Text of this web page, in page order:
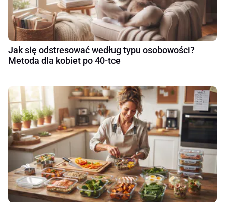
Jak się odstresować według typu osobowości?
Metoda dla kobiet po 40-tce